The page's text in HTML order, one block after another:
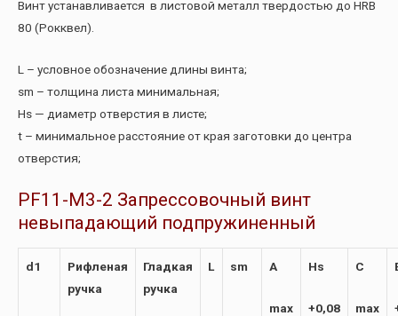
Винт устанавливается в листовой металл твердостью до HRB
80 (Рокквел).
L – условное обозначение длины винта;
sm – толщина листа минимальная;
Hs — диаметр отверстия в листе;
t – минимальное расстояние от края заготовки до центра
отверстия;
PF11-M3-2 Запрессовочный винт
невыпадающий подпружиненный
d1
Рифленая
ручка
Гладкая
ручка
L sm A
max
Hs
+0,08
C
max